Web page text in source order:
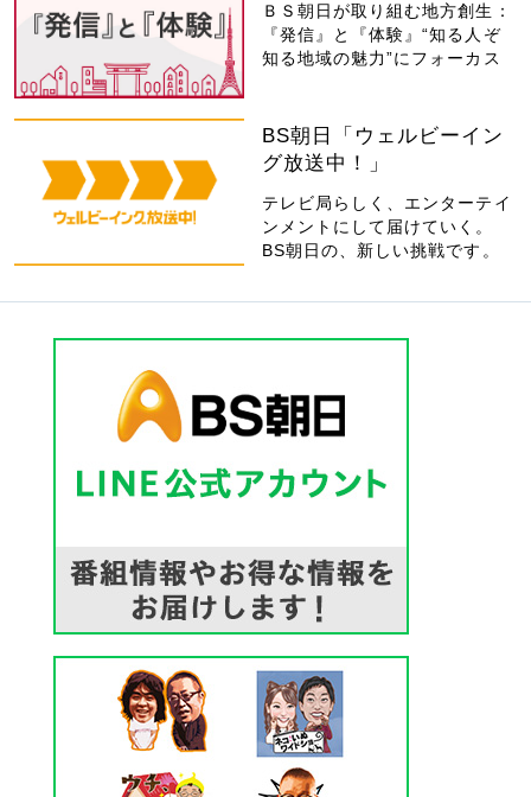
ＢＳ朝日が取り組む地方創生：
『発信』と『体験』“知る人ぞ
知る地域の魅力”にフォーカス
BS朝日「ウェルビーイン
グ放送中！」
テレビ局らしく、エンターテイ
ンメントにして届けていく。
BS朝日の、新しい挑戦です。